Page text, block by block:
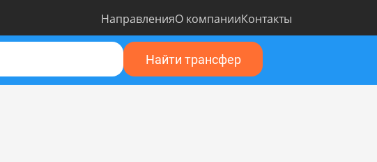
НаправленияО компанииКонтакты
Найти трансфер